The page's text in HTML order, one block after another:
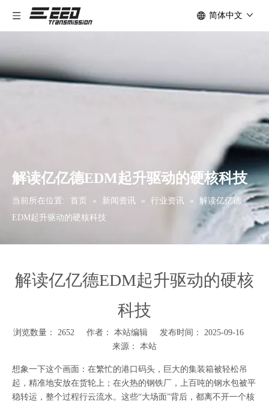
简体中文
解读亿亿德EDM起升驱动的硬核科技
当前所在位置: 首页 » 新闻资讯 » 行业资讯 »
解读亿亿德
EDM起升驱动的硬核科技
解读亿亿德EDM起升驱动的硬核
科技
浏览数量： 2652 作者： 本站编辑 发布时间： 2025-09-16
来源： 本站
["wechat","weibo","qzone","douban","email"]
想象一下这个画面：在繁忙的港口码头，巨大的集装箱被轻松吊
起，精准地安放在货轮上；在火热的钢铁厂，上百吨的钢水包被平
稳转运，整个过程行云流水。这些“大场面”背后，都离不开一个核